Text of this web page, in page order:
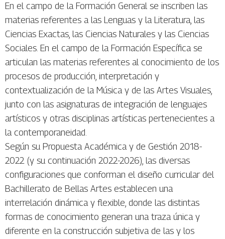
En el campo de la Formación General se inscriben las
materias referentes a las Lenguas y la Literatura, las
Ciencias Exactas, las Ciencias Naturales y las Ciencias
Sociales. En el campo de la Formación Específica se
articulan las materias referentes al conocimiento de los
procesos de producción, interpretación y
contextualización de la Música y de las Artes Visuales,
junto con las asignaturas de integración de lenguajes
artísticos y otras disciplinas artísticas pertenecientes a
la contemporaneidad.
Según su Propuesta Académica y de Gestión 2018-
2022 (y su continuación 2022-2026), las diversas
configuraciones que conforman el diseño curricular del
Bachillerato de Bellas Artes establecen una
interrelación dinámica y flexible, donde las distintas
formas de conocimiento generan una traza única y
diferente en la construcción subjetiva de las y los